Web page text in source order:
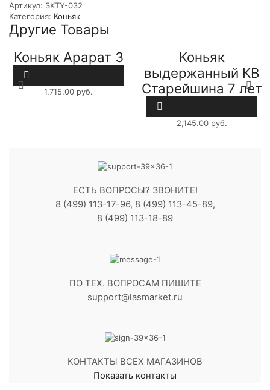
лет
0,5л
Артикул: SKTY-032
Категория: Коньяк
Другие Товары
Коньяк Арарат 3
1,715.00 руб.
Коньяк
выдержанный КВ
Старейшина 7 лет
2,145.00 руб.
ЕСТЬ ВОПРОСЫ? ЗВОНИТЕ!
8 (499) 113-17-96, 8 (499) 113-45-89,
8 (499) 113-18-89
ПО ТЕХ. ВОПРОСАМ ПИШИТЕ
support@lasmarket.ru
КОНТАКТЫ ВСЕХ МАГАЗИНОВ
Показать контакты